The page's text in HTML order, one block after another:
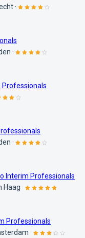
·
·
Professionals
·
Interim Professionals
Haag ·
Professionals
·